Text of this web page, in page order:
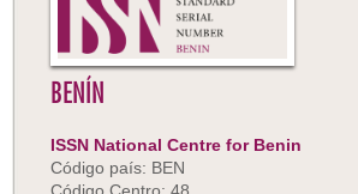
BENÍN
ISSN National Centre for Benin
Código país: BEN